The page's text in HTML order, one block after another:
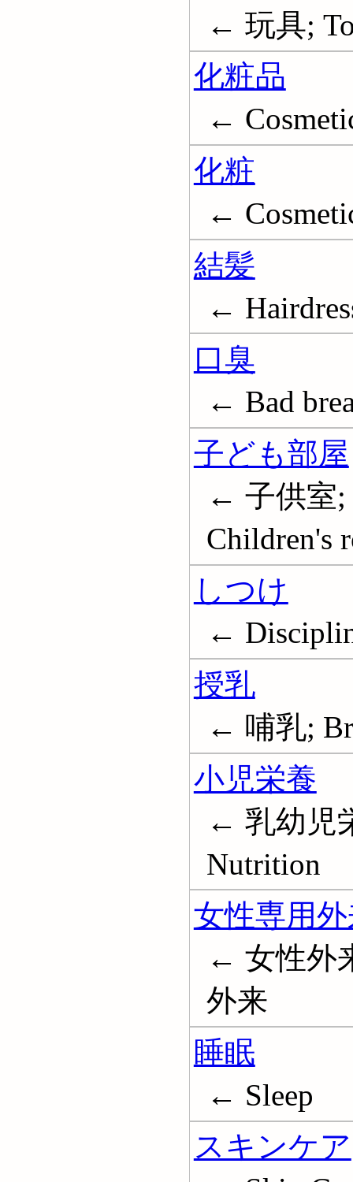
← 玩具;
化粧品
←
化粧
←
結髪
←
口臭
← Bad
子ども部屋
← 子供室;
Children's
しつけ
←
授乳
← 哺乳;
小児栄養
← 乳幼児
Nutrition
女性専用
← 女性外
外来
睡眠
← Sleep
スキンケア